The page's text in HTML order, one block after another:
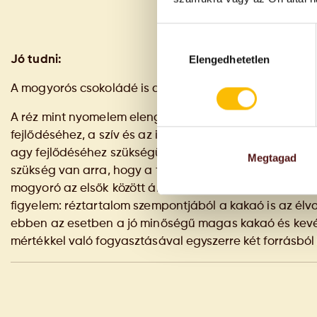
Elengedhetetlen
Megtagad
Jó tudni:
A mogyorós csokoládé is az egészség forrása lehet!
A réz mint nyomelem elengedhetetlen a
fejlődéséhez, a szív és az izmok összehúzódásához, a
agy fejlődéséhez szükségünk van a rézre. A
szükség van arra, hogy a táplálékunkkal elegendő
mogyoró az elsők között áll a legtöbb rezet tartalmazó
figyelem: réztartalom szempontjából a kakaó is az
ebben az esetben a jó minőségű magas kakaó és
mértékkel való fogyasztásával egyszerre két